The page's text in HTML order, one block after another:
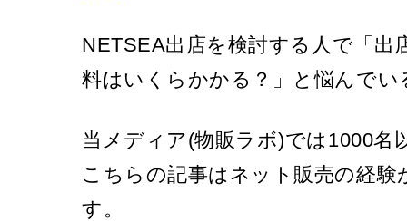
NETSEA出店を検討する人で「出
料はいくらかかる？」と悩んで
当メディア(物販ラボ)では1000名
こちらの記事はネット販売の経
す。